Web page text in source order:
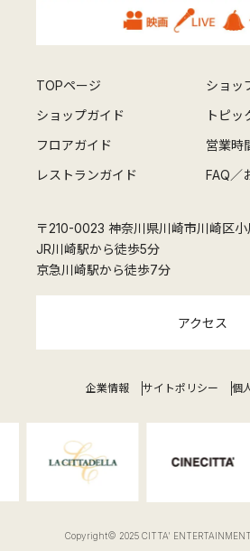
TOPページ
ショッ
ショップガイド
トピッ
フロアガイド
営業時
レストランガイド
FAQ／
〒210-0023 神奈川県川崎市川崎区小
JR川崎駅から徒歩5分
京急川崎駅から徒歩7分
アクセス
企業情報 サイトポリシー 個
Copyright© 2025 CITTA'